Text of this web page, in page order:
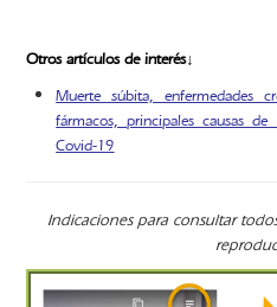
Otros artículos de interés↓
Muerte súbita, enfermedades
fármacos, principales causas
Covid-19
Indicaciones para consultar